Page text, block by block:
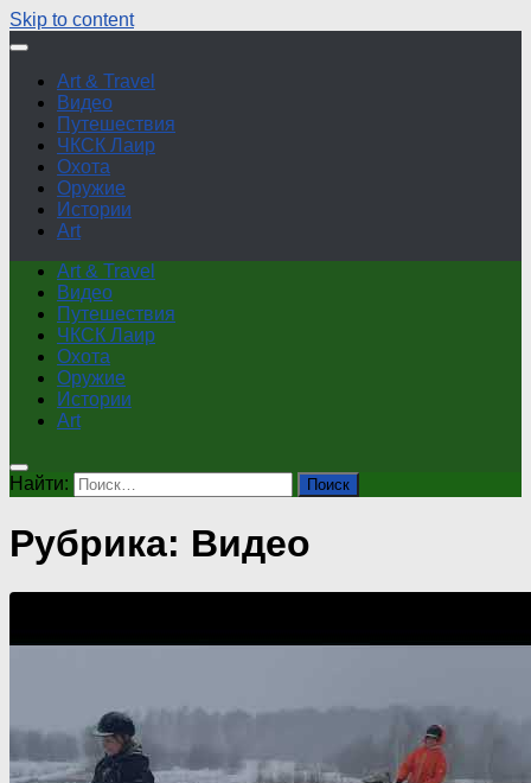
Skip to content
Art & Travel
Видео
Путешествия
ЧКСК Лаир
Охота
Оружие
Истории
Art
Art & Travel
Видео
Путешествия
ЧКСК Лаир
Охота
Оружие
Истории
Art
Найти:
Рубрика: Видео